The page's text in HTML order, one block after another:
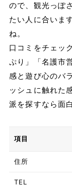
ので、観光っぽ
たい人に合いま
ね。
口コミをチェッ
ぷり」「名護市
感と遊び心のバ
ッシュに触れた
派を探すなら面
項目
住所
TEL